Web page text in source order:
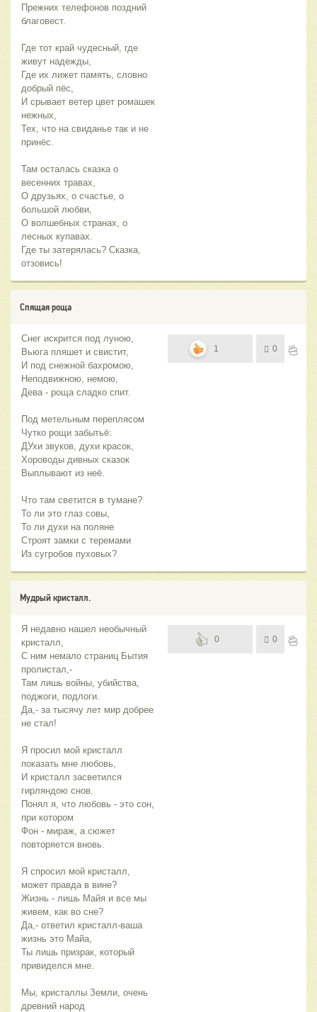
Прежних телефонов поздний
благовест.
Где тот край чудесный, где
живут надежды,
Где их лижет память, словно
добрый пёс,
И срывает ветер цвет ромашек
нежных,
Тех, что на свиданье так и не
принёс.
Там осталась сказка о
весенних травах,
О друзьях, о счастье, о
большой любви,
О волшебных странах, о
лесных купавах.
Где ты затерялась? Сказка,
отзовись!
Спящая роща
Снег искрится под луною,
Вьюга пляшет и свистит,
И под снежной бахромою,
Неподвижною, немою,
Дева - роща сладко спит.
Под метельным переплясом
Чутко рощи забытьё:
ДУхи звуков, духи красок,
Хороводы дивных сказок
Выплывают из неё.
Что там светится в тумане?
То ли это глаз совы,
То ли духи на поляне
Строят замки с теремами
Из сугробов пуховых?
1 0
Мудрый кристалл.
Я недавно нашел необычный
кристалл,
С ним немало страниц Бытия
пролистал,-
Там лишь войны, убийства,
поджоги, подлоги.
Да,- за тысячу лет мир добрее
не стал!
Я просил мой кристалл
показать мне любовь,
И кристалл засветился
гирляндою снов.
Понял я, что любовь - это сон,
при котором
Фон - мираж, а сюжет
повторяется вновь.
Я спросил мой кристалл,
может правда в вине?
Жизнь - лишь Майя и все мы
живем, как во сне?
Да,- ответил кристалл-ваша
жизнь это Майа,
Ты лишь призрак, который
привиделся мне.
Мы, кристаллы Земли, очень
древний народ
0 0